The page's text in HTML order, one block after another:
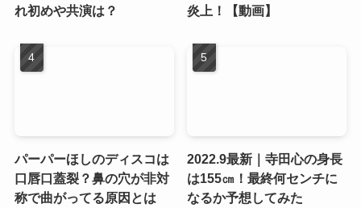
れ初めや共演は？
炎上！【動画】
パーパーほしのディスコは
口唇口蓋裂？鼻の穴が非対
称で曲がってる原因とは
2022.9最新｜寺田心の身長
は155㎝！最終何センチに
なるか予想してみた